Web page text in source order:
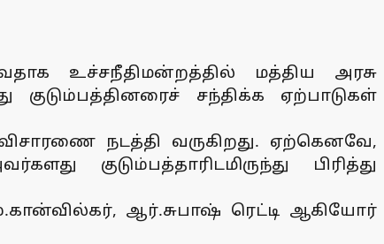
உச்சநீதிமன்றத்தில் மத்திய அரசு
குடும்பத்தினரைச் சந்திக்க ஏற்பாடுகள்
நடத்தி வருகிறது. ஏற்கெனவே,
குடும்பத்தாரிடமிருந்து பிரித்து
ஆர்.சுபாஷ் ரெட்டி ஆகியோர்